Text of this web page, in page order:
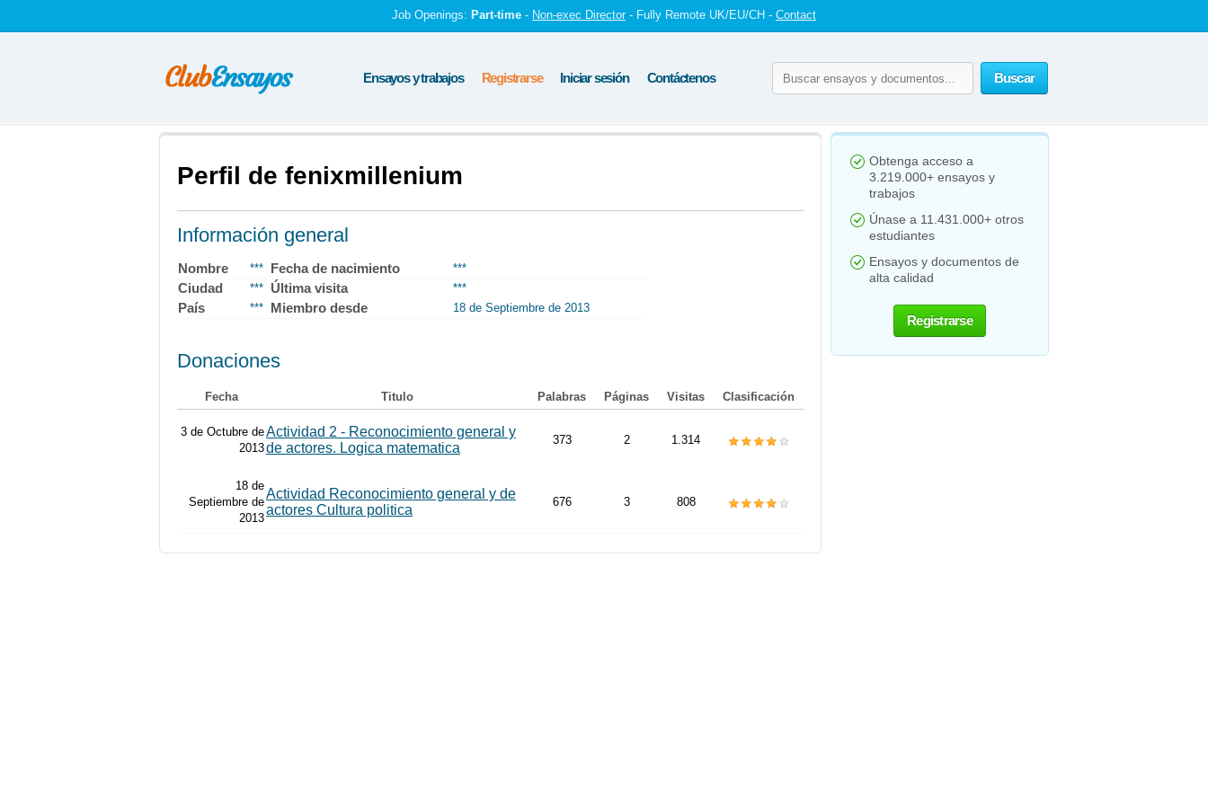
Job Openings: Part-time - Non-exec Director - Fully Remote UK/EU/CH - Contact
Buscar
Ensayos y trabajos Registrarse Iniciar sesión Contáctenos
Perfil de fenixmillenium
Información general
Nombre *** Fecha de nacimiento ***
Ciudad *** Última visita ***
País *** Miembro desde 18 de Septiembre de 2013
Donaciones
Fecha Titulo Palabras Páginas Visitas Clasificación
3 de Octubre de
2013
Actividad 2 - Reconocimiento general y
de actores. Logica matematica
373 2 1.314
18 de
Septiembre de
2013
Actividad Reconocimiento general y de
actores Cultura politica
676 3 808
Obtenga acceso a
3.219.000+ ensayos y
trabajos
Únase a 11.431.000+ otros
estudiantes
Ensayos y documentos de
alta calidad
Registrarse